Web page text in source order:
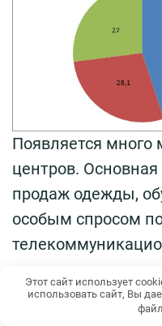
Появляется много
центров.
продаж одежды,
особым спросом
Транспорт
Этот сайт использует
использовать сайт, Вы